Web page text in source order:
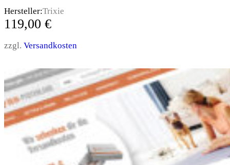
Hersteller:Trixie
119,00 €
zzgl. Versandkosten